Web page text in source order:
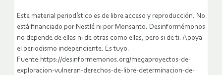
Este material periodístico es de libre acceso y reproducción. No
está financiado por Nestlé ni por Monsanto. Desinformémonos
no depende de ellas ni de otras como ellas, pero si de ti. Apoya
el periodismo independiente. Es tuyo.
Fuente:https://desinformemonos.org/megaproyectos-de-
exploracion-vulneran-derechos-de-libre-determinacion-de-